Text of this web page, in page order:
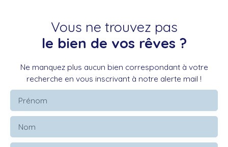
Vous ne trouvez pas
le bien de vos rêves ?
Ne manquez plus aucun bien correspondant à votre
recherche en vous inscrivant à notre alerte mail !
Prénom
Nom